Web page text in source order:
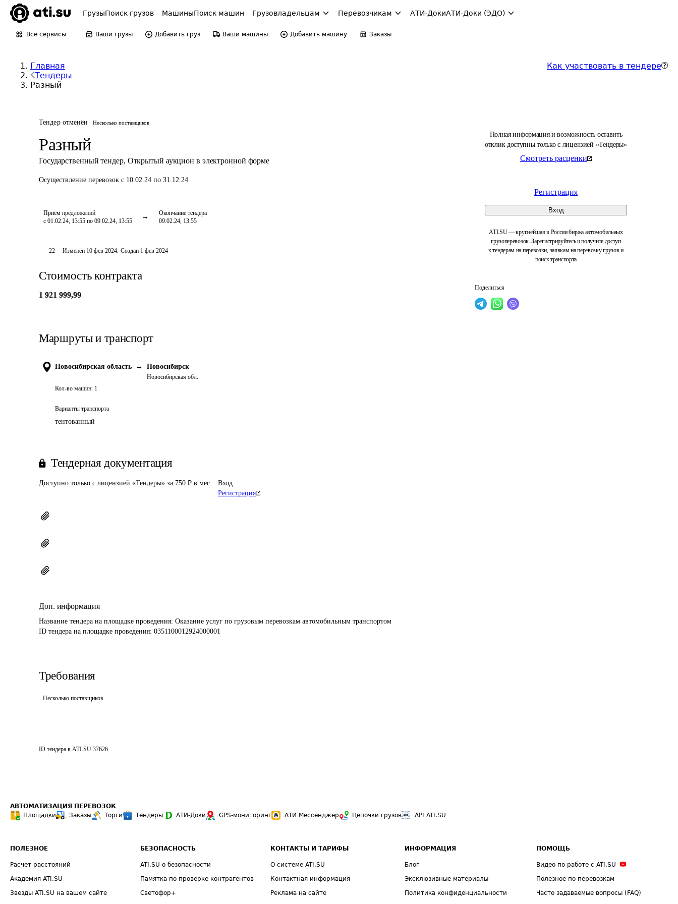
ГрузыПоиск грузов МашиныПоиск машин Грузовладельцам Перевозчикам АТИ-ДокиАТИ-Доки (ЭДО)
Все сервисы Ваши грузы Добавить груз Ваши машины Добавить машину Заказы
Главная
Тендеры
Разный
Как участвовать в тендере
Тендер отменён Несколько поставщиков
Разный
Государственный тендер, Открытый аукцион в электронной форме
Осуществление перевозок с 10.02.24 по 31.12.24
Приём предложений
с 01.02.24, 13:55 по 09.02.24, 13:55
Окончание тендера
09.02.24, 13:55
Полная информация и возможность оставить
отклик доступны только с лицензией «Тендеры»
Смотреть расценки
Регистрация
Вход
ATI.SU — крупнейшая в России биржа автомобильных
грузоперевозок. Зарегистрируйтесь и получите доступ
к тендерам на перевозки, заявкам на перевозку грузов и
поиск транспорта
Поделиться
22 Изменён 10 фев 2024. Создан 1 фев 2024
Стоимость контракта
1 921 999,99
Маршруты и транспорт
Новосибирская область → Новосибирск
Новосибирская обл.
Кол-во машин: 1
Варианты транспорта
тентованный
Тендерная документация
Доступно только с лицензией «Тендеры» за 750 ₽ в мес
Вход
Регистрация
Доп. информация
Название тендера на площадке проведения: Оказание услуг по грузовым перевозкам автомобильным транспортом
ID тендера на площадке проведения: 0351100012924000001
Требования
Несколько поставщиков
ID тендера в ATI.SU 37626
АВТОМАТИЗАЦИЯ ПЕРЕВОЗОК
Площадки
Заказы Торги Тендеры АТИ-Доки GPS-мониторинг АТИ Мессенджер Цепочки грузов API ATI.SU
ПОЛЕЗНОЕ
Расчет расстояний
Академия ATI.SU
Звезды ATI.SU на вашем сайте
БЕЗОПАСНОСТЬ
ATI.SU о безопасности
Памятка по проверке контрагентов
Светофор+
КОНТАКТЫ И ТАРИФЫ
О системе ATI.SU
Контактная информация
Реклама на сайте
ИНФОРМАЦИЯ
Блог
Эксклюзивные материалы
Политика конфиденциальности
ПОМОЩЬ
Видео по работе с ATI.SU
Полезное по перевозкам
Часто задаваемые вопросы (FAQ)